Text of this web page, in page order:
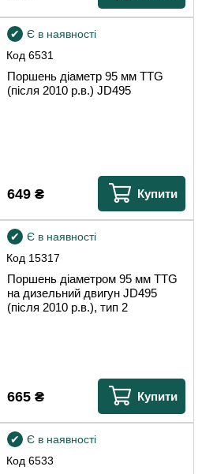
Код6531
Є в наявності
Поршень діаметр 95 мм TTG
(після 2010 р.в.) JD495
649₴ Купити
Код 15317
Є в наявності
Поршень діаметром 95 мм TTG
на дизельний двигун JD495
(після 2010 р.в.), тип 2
665₴ Купити
Код6533
Є в наявності